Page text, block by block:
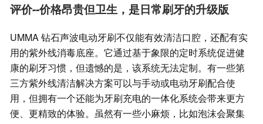
评价--价格昂贵但卫生，是日常刷牙的升级版
UMMA 钻石声波电动牙刷不仅能有效清洁口腔，还配有实
用的紫外线消毒底座。它通过基于象限的定时系统促进健
康的刷牙习惯，但遗憾的是，该系统无法定制。有一些第
三方紫外线清洁解决方案可以与手动或电动牙刷配合使
用，但拥有一个还能为牙刷充电的一体化系统会带来更方
便、更精致的体验。虽然有一些小麻烦，比如泡沫会聚集